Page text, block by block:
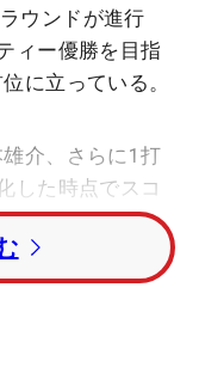
ウンドが進行
ィー優勝を目指
に立っている。
介、さらに1打
した時点でスコ
谷拓実、幡地隆